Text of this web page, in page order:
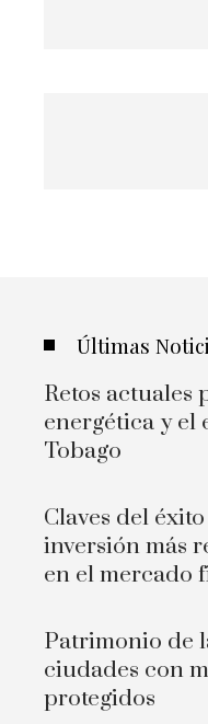
Últimas
Retos actuales
energética y el
Tobago
Claves del
inversión más
en el mercado
Patrimonio de
ciudades con
protegidos